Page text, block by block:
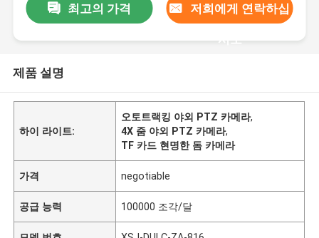
최고의 가격 저희에게 연락하십
시오
제품 설명
하이 라이트:
오토트랙킹 야외 PTZ 카메라,
4X 줌 야외 PTZ 카메라,
TF 카드 현명한 돔 카메라
가격 negotiable
공급 능력 100000 조각/달